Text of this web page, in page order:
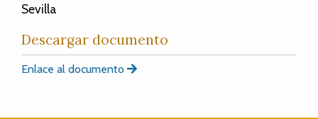
Sevilla
Descargar documento
Enlace al documento